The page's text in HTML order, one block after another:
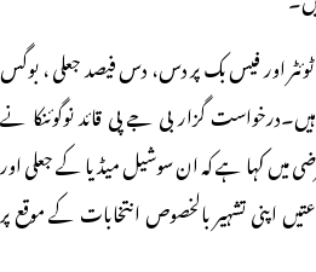
اور فیس بک پر دس، دس فیصد جعلی ، بوگس
گزار بی جے پی قائد نوگوئنکا نے
میں کہا ہے کہ ان سوشیل میڈیا کے جعلی اور
اپنی تشہیر بالخصوص انتخابات کے موقع پر